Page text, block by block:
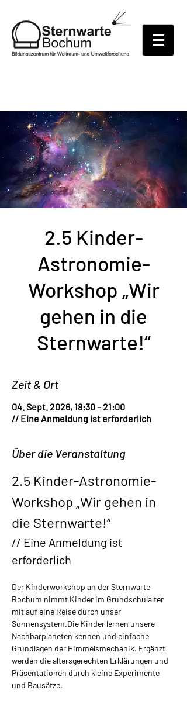
2.5 Kinder-
Astronomie-
Workshop „Wir
gehen in die
Sternwarte!“
Zeit & Ort
04. Sept. 2026, 18:30 – 21:00
// Eine Anmeldung ist erforderlich
Über die Veranstaltung
2.5 Kinder-Astronomie-
Workshop „Wir gehen in
die Sternwarte!“
// Eine Anmeldung ist
erforderlich
Der Kinderworkshop an der Sternwarte
Bochum nimmt Kinder im Grundschulalter
mit auf eine Reise durch unser
Sonnensystem.​Die Kinder lernen unsere
Nachbarplaneten kennen und einfache
Grundlagen der Himmelsmechanik. Ergänzt
werden die altersgerechten Erklärungen und
Präsentationen durch kleine Experimente
und Bausätze.